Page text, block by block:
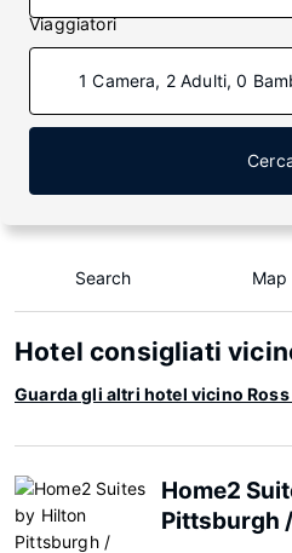
Viaggiatori
1 Camera, 2 Adulti, 0
Search Map
Hotel consigliati
Guarda gli altri hotel vicino Ross
Home2
Pittsburgh